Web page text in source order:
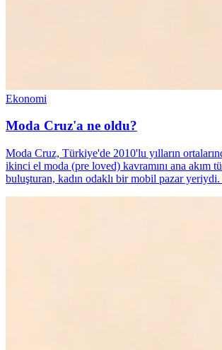
Ekonomi
Moda Cruz'a ne oldu?
Moda Cruz, Türkiye'de 2010'lu yılların
ikinci el moda (pre loved) kavramını ana akım
buluşturan, kadın odaklı bir mobil pazar